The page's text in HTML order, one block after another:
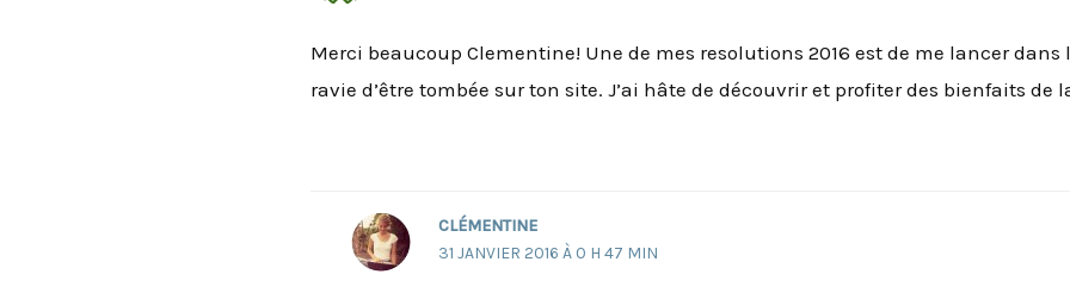
Merci beaucoup Clementine! Une de mes resolutions 2016 est de me lancer dans
ravie d’être tombée sur ton site. J’ai hâte de découvrir et profiter des bienfaits de
CLÉMENTINE
31 JANVIER 2016 À 0 H 47 MIN